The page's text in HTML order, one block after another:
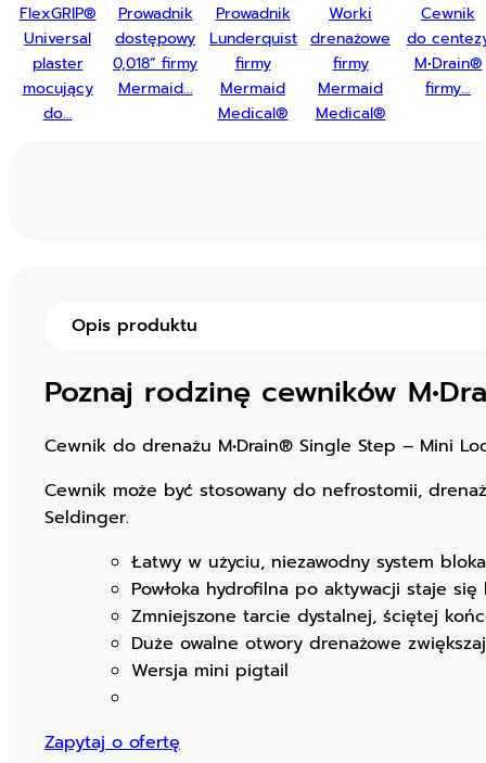
FlexGRIP®
Universal
plaster
mocujący
do...
Prowadnik
dostępowy
0,018” firmy
Mermaid...
Prowadnik
Lunderquist
firmy
Mermaid
Medical®
Worki
drenażowe
firmy
Mermaid
Medical®
Cewnik
do
M•Drain®
firmy...
Opis produktu
Poznaj rodzinę cewników
Cewnik do drenażu M•Drain® Single Step – Mini
Cewnik może być stosowany do nefrostomii,
Seldinger.
Łatwy w użyciu, niezawodny system
Powłoka hydrofilna po aktywacji staje
Zmniejszone tarcie dystalnej, ściętej
Duże owalne otwory drenażowe
Wersja mini pigtail
Zapytaj o ofertę